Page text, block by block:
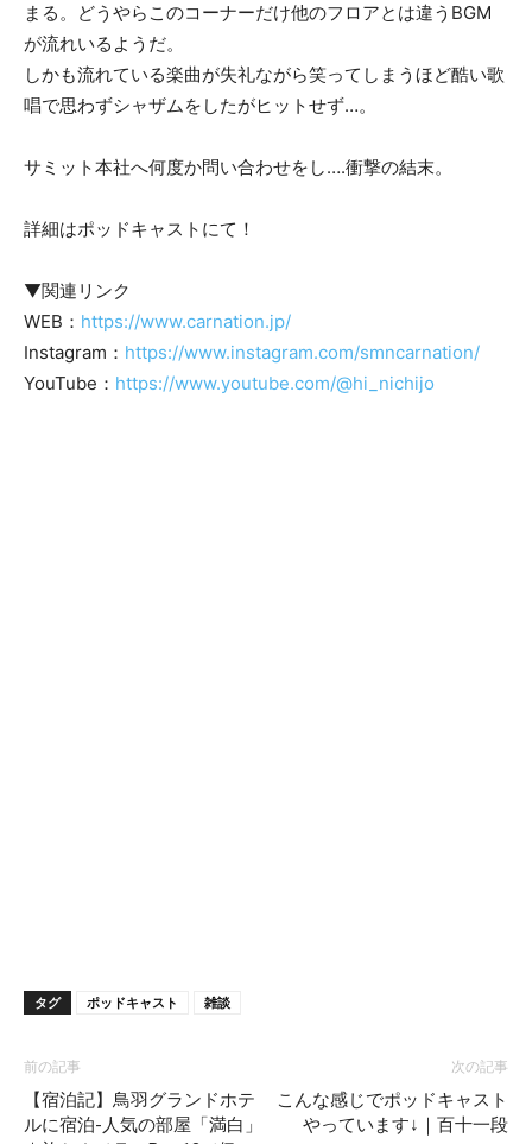
まる。どうやらこのコーナーだけ他のフロアとは違うBGM
が流れいるようだ。
しかも流れている楽曲が失礼ながら笑ってしまうほど酷い歌
唱で思わずシャザムをしたがヒットせず…。
サミット本社へ何度か問い合わせをし….衝撃の結末。
詳細はポッドキャストにて！
▼関連リンク
WEB： https://www.carnation.jp/
Instagram： https://www.instagram.com/smncarnation/
YouTube： https://www.youtube.com/@hi_nichijo
タグ ポッドキャスト 雑談
前の記事
【宿泊記】鳥羽グランドホテ
ルに宿泊-人気の部屋「満白」
次の記事
こんな感じでポッドキャスト
やっています↓｜百十一段